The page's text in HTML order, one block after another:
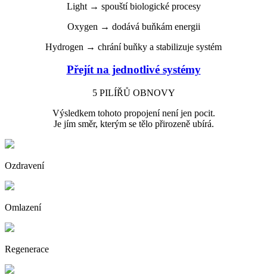
Light → spouští biologické procesy
Oxygen → dodává buňkám energii
Hydrogen → chrání buňky a stabilizuje systém
Přejít na jednotlivé systémy
5 PILÍŘŮ OBNOVY
Výsledkem tohoto propojení není jen pocit.
Je jím směr, kterým se tělo přirozeně ubírá.
Ozdravení
Omlazení
Regenerace